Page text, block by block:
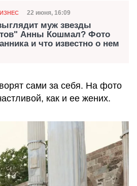
Дата публикации
22 июня, 16:09
муж звезды
Анны Кошмал? Фото
и что известно о нем
сами за себя. На фото
как и ее жених.